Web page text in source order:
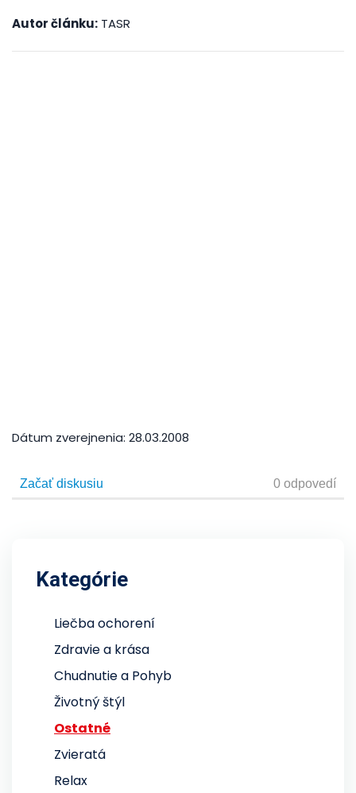
Autor článku: TASR
Dátum zverejnenia: 28.03.2008
Kategórie
Liečba ochorení
Zdravie a krása
Chudnutie a Pohyb
Životný štýl
Ostatné
Zvieratá
Relax